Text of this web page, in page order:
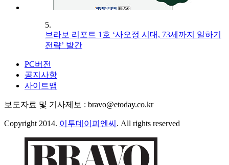
5.
브라보 리포트 1호 ‘사오정 시대, 73세까지 일하기
전략’ 발간
PC버전
공지사항
사이트맵
보도자료 및 기사제보 : bravo@etoday.co.kr
Copyright 2014. 이투데이피엔씨 . All rights reserved